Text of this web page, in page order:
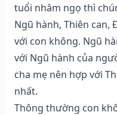
tuổi nhâm ngọ thì
Ngũ hành, Thiên can,
với con không. Ngũ
với Ngũ hành của
cha mẹ nên hợp với
nhất.
Thông thường con